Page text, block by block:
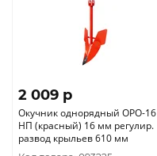
2 009 p
Окучник однорядный ОРО-16
НП (красный) 16 мм регулир.
развод крыльев 610 мм